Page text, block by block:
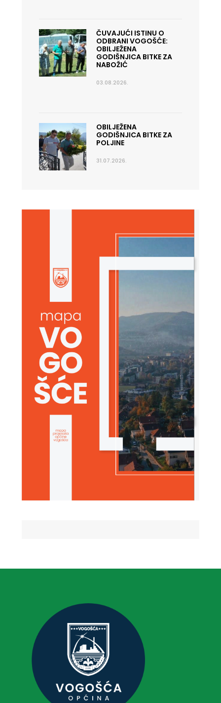
ČUVAJUĆI ISTINU O
ODBRANI VOGOŠĆE:
OBILJEŽENA
GODIŠNJICA BITKE ZA
NABOŽIĆ
03.08.2026.
OBILJEŽENA
GODIŠNJICA BITKE ZA
POLJINE
31.07.2026.